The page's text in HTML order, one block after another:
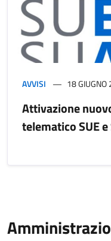
AVVISI 18
Attivazione
telematico SUE e